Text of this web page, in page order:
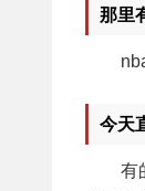
那里
今天
有